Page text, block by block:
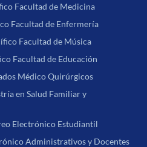
Facultad de Medicina
Facultad de Enfermería
Facultad de Música
Facultad de Educación
Médico Quirúrgicos
en Salud Familiar y
Electrónico Estudiantil
Administrativos y Docentes